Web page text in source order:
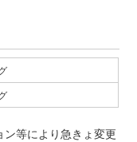
等により急きょ変更